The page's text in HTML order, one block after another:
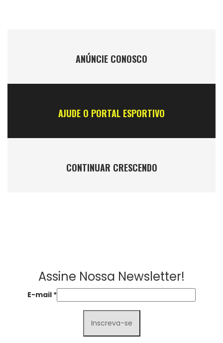
ANÚNCIE CONOSCO
AJUDE O PORTAL ESPORTIVO
CONTINUAR CRESCENDO
Assine Nossa Newsletter!
E-mail *